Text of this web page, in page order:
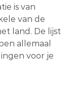
is van
van de
land. De lijst
allemaal
voor je